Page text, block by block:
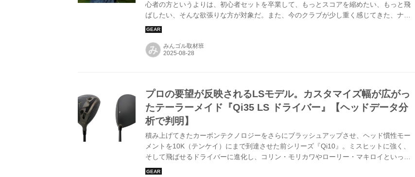
心者の方というよりは、初心者セットを卒業して、もっとスコアを縮めたい、もっと飛
ばしたい、そんな欲張りな方が対象だ。また、今のクラブが少し重く感じてきた、ナイ
スショットが18ホールは続かなくなってきた……など、悩める女性ゴルファーも必見！
ーメイド『Qi35MAX LITE 3W』を試打。江澤はどう評価する?
み みんゴル取材班
プロの要望が反映されるLSモデル。カスタマイズ幅が広がっ
たテーラーメイド『Qi35 LS ドライバー』【ヘッドデータ分
析で判明】
積み上げてきたカーボンテクノロジーをさらにブラッシュアップさせ、ヘッド慣性モー
メントを10K（テンケイ）にまで到達させた前シリーズ『Qi10』。ミスヒットに強く、
そして飛ばせるドライバーに進化し、コリン・モリカワやローリー・マキロイといった
名だたるプロがこぞってスイッチし話題となりました。今回は後継となる『Qi35』シリ